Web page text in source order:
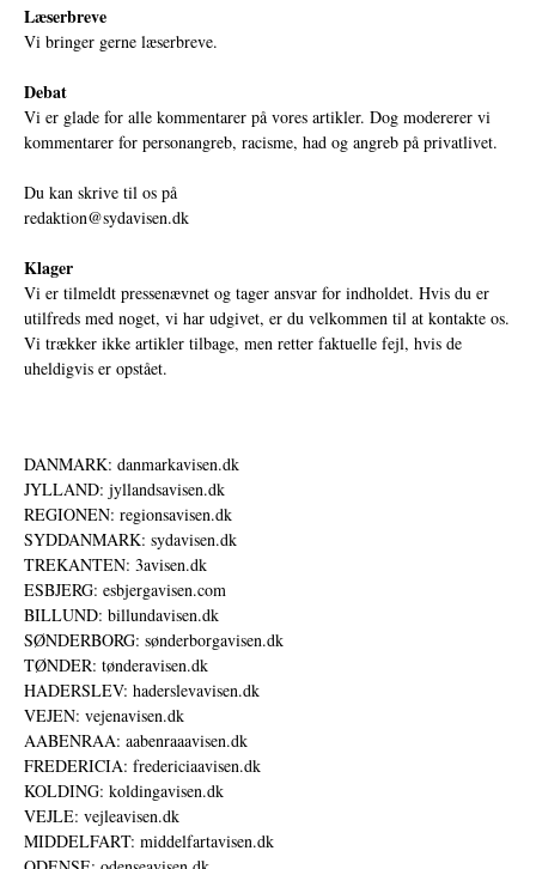
Læserbreve
Vi bringer gerne læserbreve.
Debat
Vi er glade for alle kommentarer på vores artikler. Dog modererer vi
kommentarer for personangreb, racisme, had og angreb på privatlivet.
Du kan skrive til os på
redaktion@sydavisen.dk
Klager
Vi er tilmeldt pressenævnet og tager ansvar for indholdet. Hvis du er
utilfreds med noget, vi har udgivet, er du velkommen til at kontakte os.
Vi trækker ikke artikler tilbage, men retter faktuelle fejl, hvis de
uheldigvis er opstået.
DANMARK: danmarkavisen.dk
JYLLAND: jyllandsavisen.dk
REGIONEN: regionsavisen.dk
SYDDANMARK: sydavisen.dk
TREKANTEN: 3avisen.dk
ESBJERG: esbjergavisen.com
BILLUND: billundavisen.dk
SØNDERBORG: sønderborgavisen.dk
TØNDER: tønderavisen.dk
HADERSLEV: haderslevavisen.dk
VEJEN: vejenavisen.dk
AABENRAA: aabenraaavisen.dk
FREDERICIA: fredericiaavisen.dk
KOLDING: koldingavisen.dk
VEJLE: vejleavisen.dk
MIDDELFART: middelfartavisen.dk